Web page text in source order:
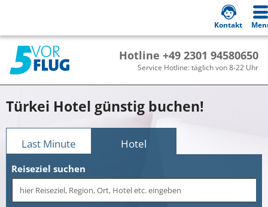
Hotline +49 2301 94580650
Service Hotline: täglich von 8-22 Uhr
Kontakt
Türkei Hotel günstig buchen!
Last Minute Hotel
Reiseziel suchen